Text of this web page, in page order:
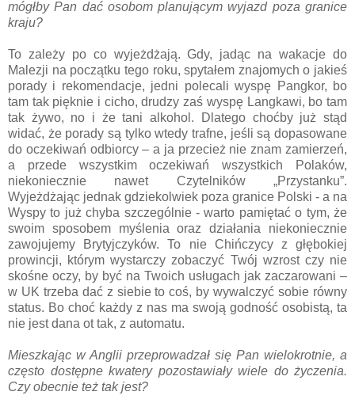
mógłby Pan dać osobom planującym wyjazd poza granice
kraju?
To zależy po co wyjeżdżają. Gdy, jadąc na wakacje do
Malezji na początku tego roku, spytałem znajomych o jakieś
porady i rekomendacje, jedni polecali wyspę Pangkor, bo
tam tak pięknie i cicho, drudzy zaś wyspę Langkawi, bo tam
tak żywo, no i że tani alkohol. Dlatego choćby już stąd
widać, że porady są tylko wtedy trafne, jeśli są dopasowane
do oczekiwań odbiorcy – a ja przecież nie znam zamierzeń,
a przede wszystkim oczekiwań wszystkich Polaków,
niekoniecznie nawet Czytelników „Przystanku”.
Wyjeżdżając jednak gdziekolwiek poza granice Polski - a na
Wyspy to już chyba szczególnie - warto pamiętać o tym, że
swoim sposobem myślenia oraz działania niekoniecznie
zawojujemy Brytyjczyków. To nie Chińczycy z głębokiej
prowincji, którym wystarczy zobaczyć Twój wzrost czy nie
skośne oczy, by być na Twoich usługach jak zaczarowani –
w UK trzeba dać z siebie to coś, by wywalczyć sobie równy
status. Bo choć każdy z nas ma swoją godność osobistą, ta
nie jest dana ot tak, z automatu.
Mieszkając w Anglii przeprowadzał się Pan wielokrotnie, a
często dostępne kwatery pozostawiały wiele do życzenia.
Czy obecnie też tak jest?